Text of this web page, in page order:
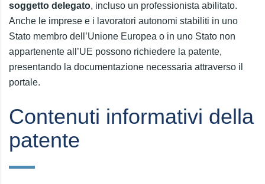
soggetto delegato, incluso un professionista abilitato.
Anche le imprese e i lavoratori autonomi stabiliti in uno
Stato membro dell’Unione Europea o in uno Stato non
appartenente all’UE possono richiedere la patente,
presentando la documentazione necessaria attraverso il
portale.
Contenuti informativi della
patente